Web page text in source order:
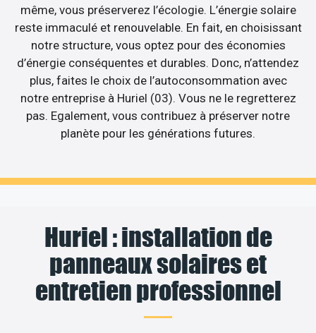
même, vous préserverez l’écologie. L’énergie solaire
reste immaculé et renouvelable. En fait, en choisissant
notre structure, vous optez pour des économies
d’énergie conséquentes et durables. Donc, n’attendez
plus, faites le choix de l’autoconsommation avec
notre entreprise à Huriel (03). Vous ne le regretterez
pas. Egalement, vous contribuez à préserver notre
planète pour les générations futures.
Huriel : installation de
panneaux solaires et
entretien professionnel